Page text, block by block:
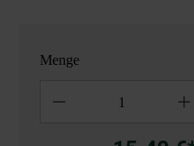
Menge